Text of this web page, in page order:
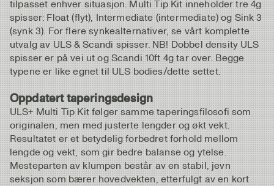
tilpasset enhver situasjon. Multi Tip Kit inneholder tre 4g
spisser: Float (flyt), Intermediate (intermediate) og Sink 3
(synk 3). For flere synkealternativer, se vårt komplette
utvalg av ULS & Scandi spisser. NB! Dobbel density ULS
spisser er på vei ut og Scandi 10ft 4g tar over. Begge
typene er like egnet til ULS bodies/dette settet.
Oppdatert taperingsdesign
ULS+ Multi Tip Kit følger samme taperingsfilosofi som
originalen, men med justerte lengder og økt vekt.
Resultatet er et betydelig forbedret forhold mellom
lengde og vekt, som gir bedre balanse og ytelse.
Mesteparten av klumpen består av en stabil, jevn
seksjon som bærer hovedvekten, etterfulgt av en kort